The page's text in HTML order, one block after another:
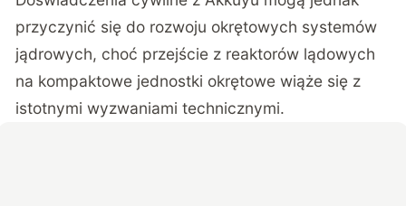
przyczynić się do rozwoju okrętowych systemów
jądrowych, choć przejście z reaktorów lądowych
na kompaktowe jednostki okrętowe wiąże się z
istotnymi wyzwaniami technicznymi.